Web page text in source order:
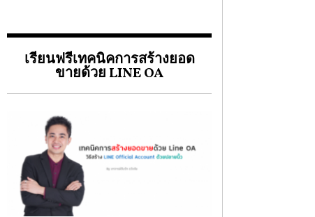
เรียนฟรีเทคนิคการสร้างยอด
ขายด้วย LINE OA